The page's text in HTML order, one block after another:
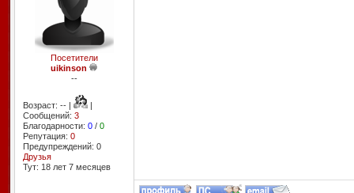
Посетители
uikinson
--
Возраст: -- |
|
Сообщений: 3
Благодарности: 0/ 0
Репутация: 0
Предупреждений: 0
Друзья
Тут: 18 лет 7 месяцев